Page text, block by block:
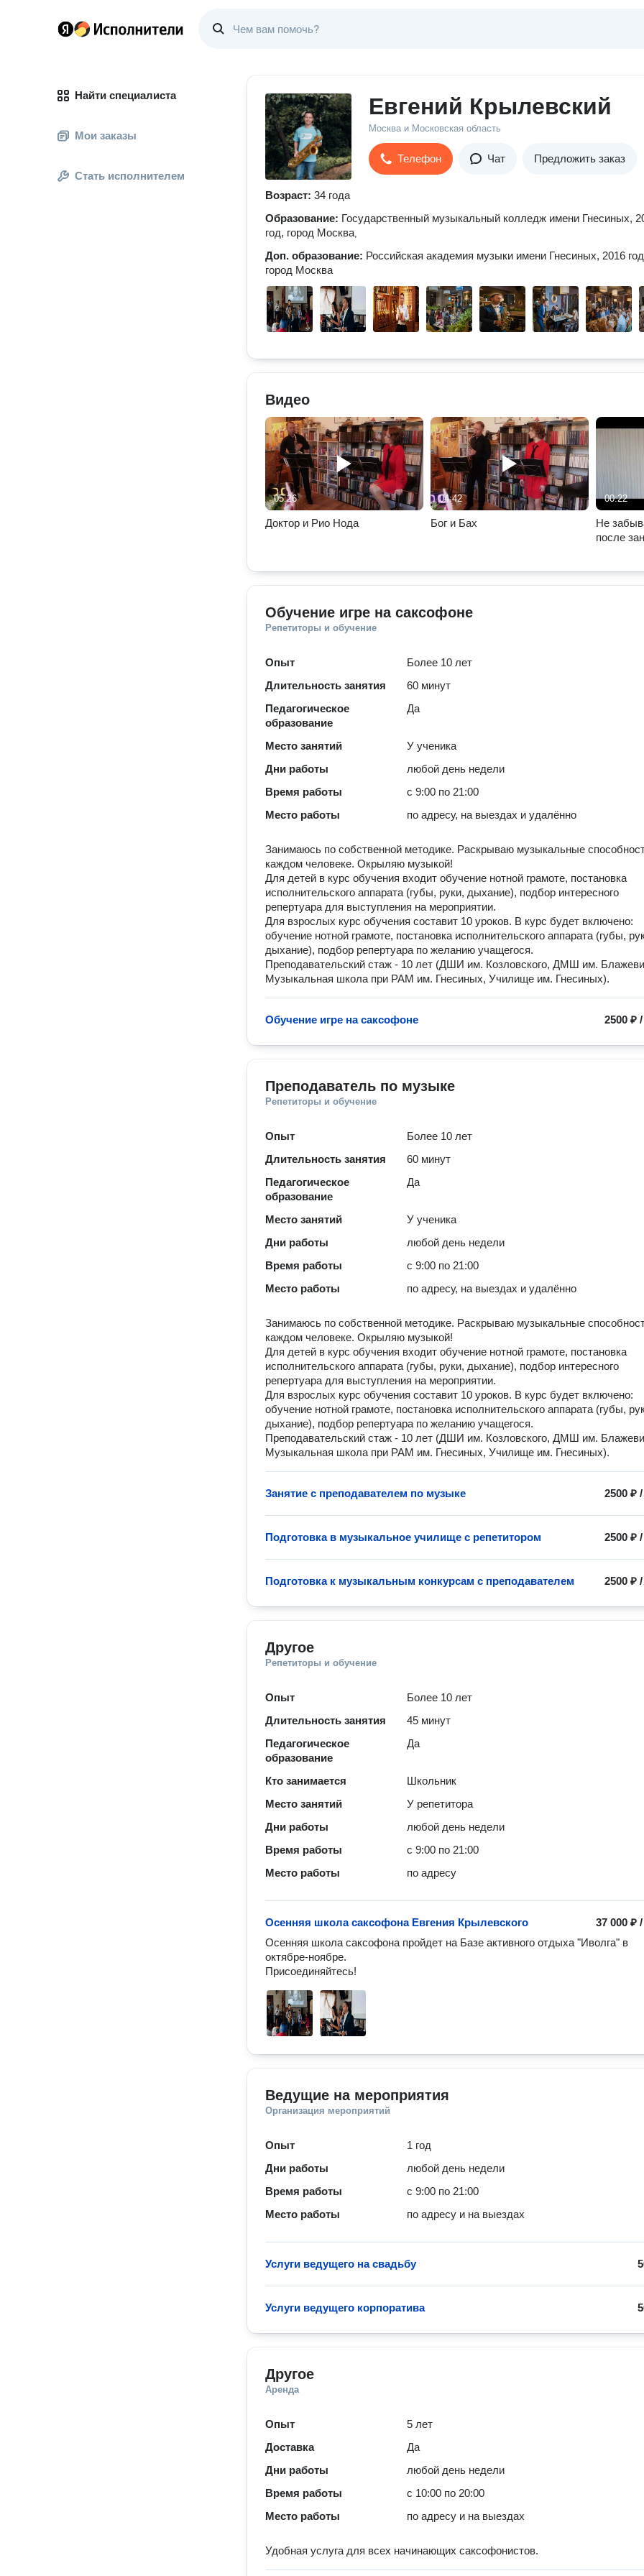
Найти специалиста
Мои заказы
Стать исполнителем
Евгений Крылевский
Москва и Московская область
Телефон Чат Предложить заказ
Возраст: 34 года
Образование: Государственный музыкальный колледж имени Гнесиных,
год, город Москва,
Доп. образование: Российская академия музыки имени Гнесиных, 2016
город Москва
Видео
05:26
Доктор и Рио Нода
04:42
Бог и Бах
00:22
Не
после
Обучение игре на саксофоне
Репетиторы и обучение
Опыт
Более 10 лет
Длительность занятия
60 минут
Педагогическое
образование
Да
Место занятий
У ученика
Дни работы
любой день недели
Время работы
с 9:00 по 21:00
Место работы
по адресу, на выездах и удалённо
Занимаюсь по собственной методике. Раскрываю музыкальные
каждом человеке. Окрыляю музыкой!
Для детей в курс обучения входит обучение нотной грамоте, постановка
исполнительского аппарата (губы, руки, дыхание), подбор интересного
репертуара для выступления на мероприятии.
Для взрослых курс обучения составит 10 уроков. В курс будет включено:
обучение нотной грамоте, постановка исполнительского аппарата (губы,
дыхание), подбор репертуара по желанию учащегося.
Преподавательский стаж - 10 лет (ДШИ им. Козловского, ДМШ им.
Музыкальная школа при РАМ им. Гнесиных, Училище им. Гнесиных).
2500 ₽
Обучение игре на саксофоне
Преподаватель по музыке
Репетиторы и обучение
Опыт
Более 10 лет
Длительность занятия
60 минут
Педагогическое
образование
Да
Место занятий
У ученика
Дни работы
любой день недели
Время работы
с 9:00 по 21:00
Место работы
по адресу, на выездах и удалённо
Занимаюсь по собственной методике. Раскрываю музыкальные
каждом человеке. Окрыляю музыкой!
Для детей в курс обучения входит обучение нотной грамоте, постановка
исполнительского аппарата (губы, руки, дыхание), подбор интересного
репертуара для выступления на мероприятии.
Для взрослых курс обучения составит 10 уроков. В курс будет включено:
обучение нотной грамоте, постановка исполнительского аппарата (губы,
дыхание), подбор репертуара по желанию учащегося.
Преподавательский стаж - 10 лет (ДШИ им. Козловского, ДМШ им.
Музыкальная школа при РАМ им. Гнесиных, Училище им. Гнесиных).
2500 ₽
Занятие с преподавателем по музыке
2500 ₽
Подготовка в музыкальное училище с репетитором
2500 ₽
Подготовка к музыкальным конкурсам с преподавателем
Другое
Репетиторы и обучение
Опыт
Более 10 лет
Длительность занятия
45 минут
Педагогическое
образование
Да
Кто занимается
Школьник
Место занятий
У репетитора
Дни работы
любой день недели
Время работы
с 9:00 по 21:00
Место работы
по адресу
37 000 ₽
Осенняя школа саксофона Евгения Крылевского
Осенняя школа саксофона пройдет на Базе активного отдыха "Иволга" в
октябре-ноябре.
Присоединяйтесь!
Ведущие на мероприятия
Организация мероприятий
Опыт
1 год
Дни работы
любой день недели
Время работы
с 9:00 по 21:00
Место работы
по адресу и на выездах
Услуги ведущего на свадьбу
Услуги ведущего корпоратива
Другое
Аренда
Опыт
5 лет
Доставка
Да
Дни работы
любой день недели
Время работы
с 10:00 по 20:00
Место работы
по адресу и на выездах
Удобная услуга для всех начинающих саксофонистов.